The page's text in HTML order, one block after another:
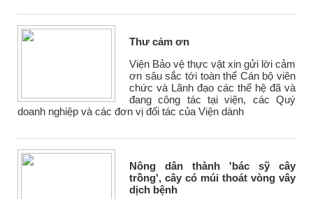
Thư cảm ơn
Viện Bảo vệ thực vật xin gửi lời cảm
ơn sâu sắc tới toàn thể Cán bộ viên
chức và Lãnh đạo các thế hệ đã và
đang công tác tại viện, các Quý
doanh nghiệp và các đơn vị đối tác của Viện dành
Nông dân thành 'bác sỹ cây
trồng', cây có múi thoát vòng vây
dịch bệnh